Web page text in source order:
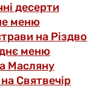
десерти
меню
на Різдво
меню
Масляну
Святвечір